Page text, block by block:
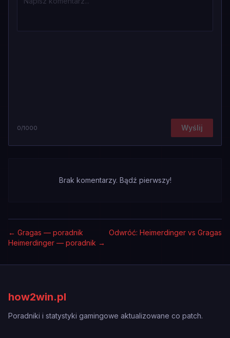
0/1000 Wyślij
Brak komentarzy. Bądź pierwszy!
← Gragas — poradnik
Odwróć: Heimerdinger vs Gragas
Heimerdinger — poradnik →
how2win.pl
Poradniki i statystyki gamingowe aktualizowane co patch.